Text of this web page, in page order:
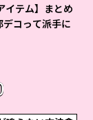
イテム】まとめ
コって派手に